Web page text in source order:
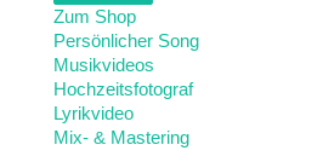
Zum Shop
Persönlicher Song
Musikvideos
Hochzeitsfotograf
Lyrikvideo
Mix- & Mastering